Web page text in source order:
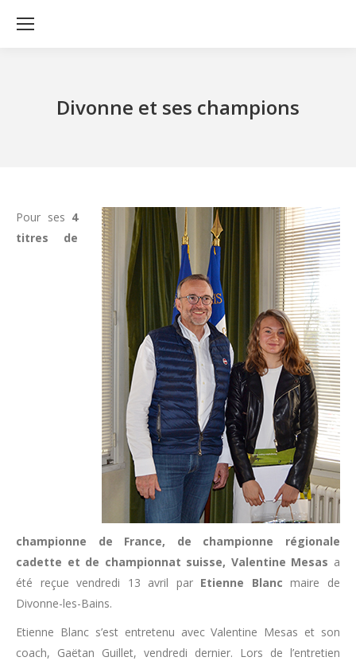
Divonne et ses champions
Pour ses 4
titres de
championne de France, de championne régionale
cadette et de championnat suisse, Valentine Mesas a
été reçue vendredi 13 avril par Etienne Blanc maire de
Divonne-les-Bains.
Etienne Blanc s’est entretenu avec Valentine Mesas et son
coach, Gaëtan Guillet, vendredi dernier. Lors de l’entretien